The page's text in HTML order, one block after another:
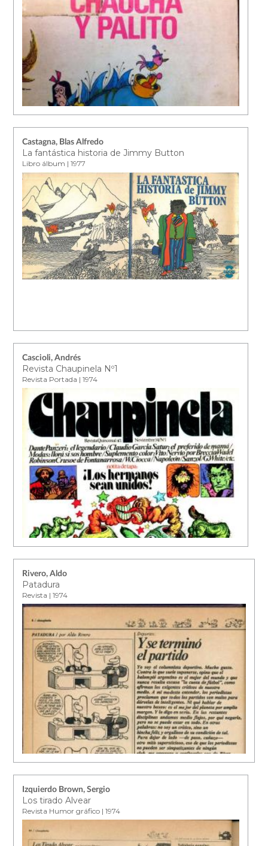
Castagna, Blas Alfredo
La fantástica historia de Jimmy Button
Libro álbum | 1977
Cascioli, Andrés
Revista Chaupinela Nº1
Revista Portada | 1974
Rivero, Aldo
Patadura
Revista | 1974
Izquierdo Brown, Sergio
Los tirado Alvear
Revista Humor gráfico | 1974